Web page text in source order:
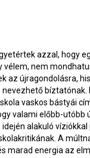
azzal, hogy
vélem, nem
az újragondolásra,
bíztatónak.
vaskos bástyái
valami előbb-utóbb
alakuló
A
marad energia az